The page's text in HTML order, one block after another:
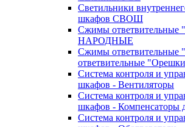
Светильники
шкафов СВОШ
Сжимы ответвительные
НАРОДНЫЕ
Сжимы
ответвительные
Система контроля и
шкафов - Вентиляторы
Система контроля и
шкафов - Компенсаторы
Система контроля и